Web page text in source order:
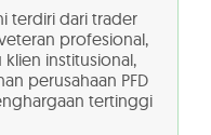
terdiri dari trader
profesional,
institusional,
perusahaan PFD
tertinggi